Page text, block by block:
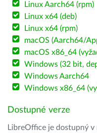
Linux Aarch64 (rpm)
Linux x64 (deb)
Linux x64 (rpm)
macOS (Aarch64/
macOS x86_64
Windows (32 bit,
Windows Aarch64
Windows x86_64
Dostupné verze
LibreOffice je dostupný v